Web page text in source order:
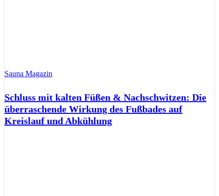
Sauna Magazin
Schluss mit kalten Füßen & Nachschwitzen: Die
überraschende Wirkung des Fußbades auf
Kreislauf und Abkühlung